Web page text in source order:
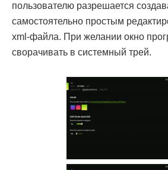
пользователю разрешается
самостоятельно простым
xml-файла. При желании окно
сворачивать в системный трей.